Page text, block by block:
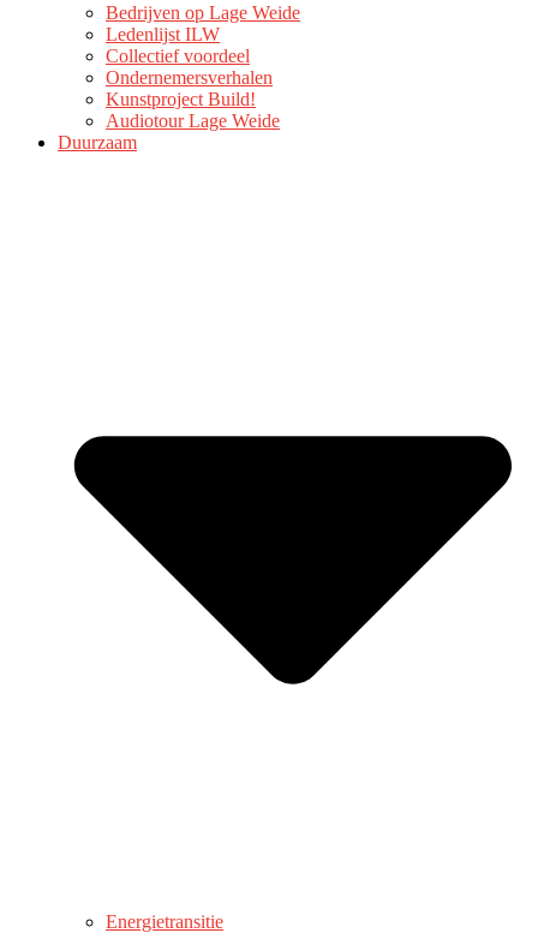
Bedrijven op Lage Weide
Ledenlijst ILW
Collectief voordeel
Ondernemersverhalen
Kunstproject Build!
Audiotour Lage Weide
Duurzaam
Energietransitie